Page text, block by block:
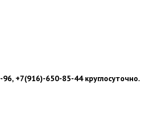
+7(916)-650-85-44 круглосуточно.